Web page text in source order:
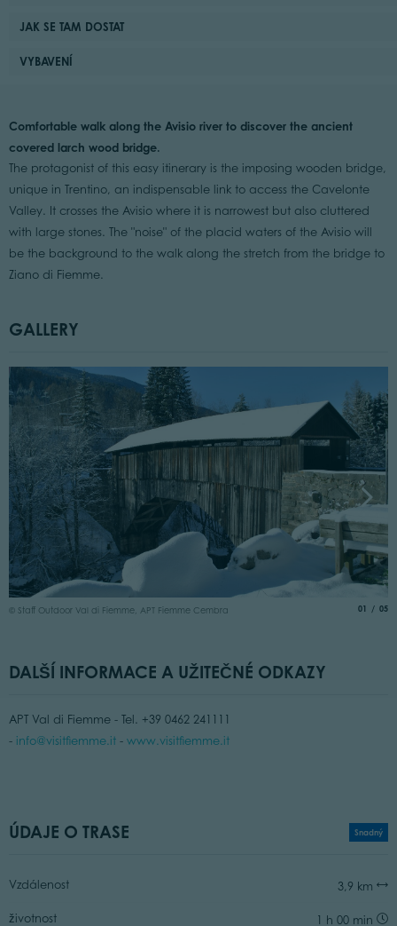
JAK SE TAM DOSTAT
VYBAVENÍ
Comfortable walk along the Avisio river to discover the ancient
covered larch wood bridge.
The protagonist of this easy itinerary is the imposing wooden bridge,
unique in Trentino, an indispensable link to access the Cavelonte
Valley. It crosses the Avisio where it is narrowest but also cluttered
with large stones. The "noise" of the placid waters of the Avisio will
be the background to the walk along the stretch from the bridge to
Ziano di Fiemme.
GALLERY
© Staff Outdoor Val di Fiemme, APT Fiemme Cembra 01 of
05
DALŠÍ INFORMACE A UŽITEČNÉ ODKAZY
APT Val di Fiemme - Tel. +39 0462 241111
- info@visitfiemme.it- www.visitfiemme.it
ÚDAJE O TRASE Snadný
Vzdálenost 3,9 km
životnost 1 h 00 min